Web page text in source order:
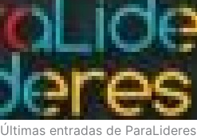
Últimas entradas de ParaLideres